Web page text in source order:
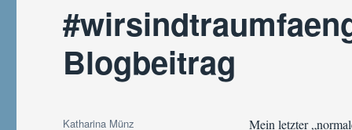
Blogbeitrag
Mein letzter
Autor
Katharina Münz